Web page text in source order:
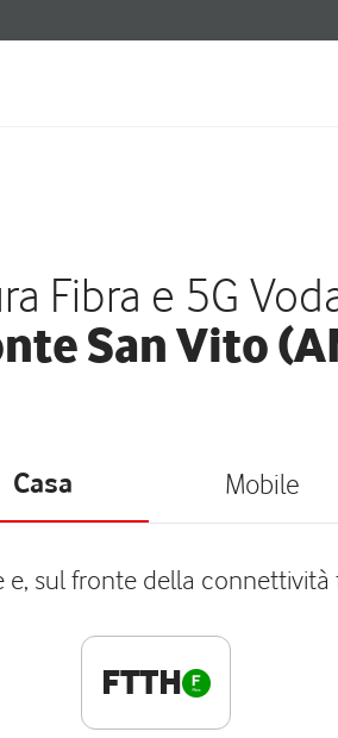
Fibra e 5G
San Vito
Casa Mobile
sul fronte della connettività
FTTH